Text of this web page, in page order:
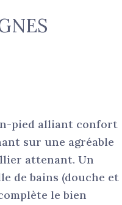
pied alliant confort
sur une agréable
attenant. Un
de bains (douche et
le bien